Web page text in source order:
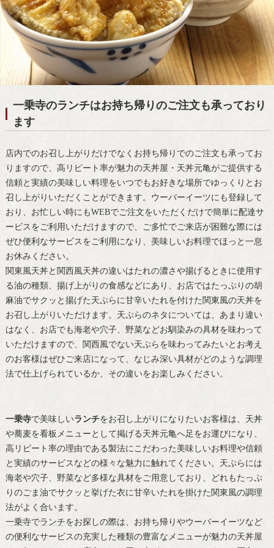
一乗寺のランチはお持ち帰りのご注文も承っており
ます
店内でのお召し上がりだけでなくお持ち帰りでのご注文も承ってお
りますので、高リピート率が魅力の天丼屋・天丼元亀がご提供する
信頼と実績の美味しい料理をいつでもお好きな場所でゆっくりとお
召し上がりいただくことができます。ウーバーイーツにも登録して
おり、お忙しい時にもWEBでご注文をいただくだけで簡単に配達サ
ービスをご利用いただけますので、ご多忙でご来店が困難な際には
ぜひ便利なサービスをご利用になり、美味しいお料理でほっと一息
お休みください。
関東風天丼と関西風天丼の違いはたれの濃さや揚げるときに使用す
る油の種類、揚げ上がりの食感などにあり、お店ではたっぷりの胡
麻油でサクッと揚げた天ぷらに甘辛いたれを付けた関東風の天丼を
お召し上がりいただけます。天ぷらのネタについては、あまり違い
はなく、お店でも海老や穴子、野菜などお馴染みの具材を味わって
いただけますので、関西風でない天ぷらを味わってみたいとお考え
のお客様はぜひご来店になって、なじみ深い具材がどのような調理
法で仕上げられているか、その違いをお楽しみください。
一乗寺で美味しいランチをお召し上がりになりたいお客様は、天丼
や蕎麦を看板メニューとして掲げる天丼元亀へ足をお運びになり、
高リピート率の理由である製法にこだわった美味しいお料理や信頼
と実績のサービスなどの様々な魅力に触れてください。天ぷらには
海老や穴子、野菜など多様な具材をご用意しており、どれもたっぷ
りのごま油でサクッと挙げた衣に甘辛いたれを掛けた関東風の調理
法がよく合います。
一乗寺でランチをお探しの際は、お持ち帰りやウーバーイーツなど
の便利なサービスの充実した種類の豊富なメニューが魅力の天丼屋